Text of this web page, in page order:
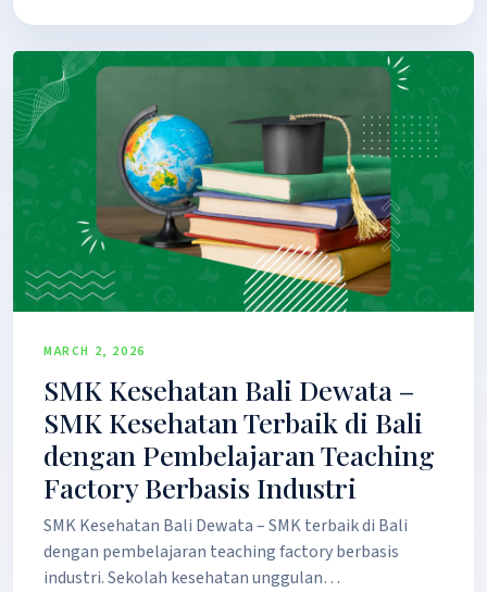
MARCH 2, 2026
SMK Kesehatan Bali Dewata –
SMK Kesehatan Terbaik di Bali
dengan Pembelajaran Teaching
Factory Berbasis Industri
SMK Kesehatan Bali Dewata – SMK terbaik di Bali
dengan pembelajaran teaching factory berbasis
industri. Sekolah kesehatan unggulan…